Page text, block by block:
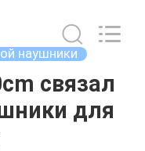
наушники
связал
для